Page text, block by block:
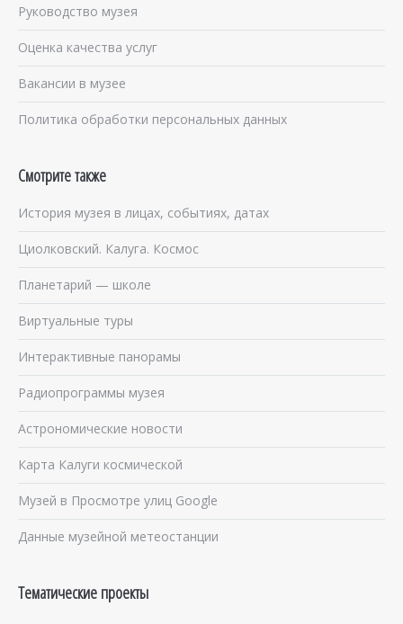
Руководство музея
Оценка качества услуг
Вакансии в музее
Политика обработки персональных данных
Смотрите также
История музея в лицах, событиях, датах
Циолковский. Калуга. Космос
Планетарий — школе
Виртуальные туры
Интерактивные панорамы
Радиопрограммы музея
Астрономические новости
Карта Калуги космической
Музей в Просмотре улиц Google
Данные музейной метеостанции
Тематические проекты